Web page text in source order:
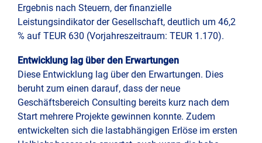
Ergebnis nach Steuern, der finanzielle
Leistungsindikator der Gesellschaft, deutlich um 46,2
% auf TEUR 630 (Vorjahreszeitraum: TEUR 1.170).
Entwicklung lag über den Erwartungen
Diese Entwicklung lag über den Erwartungen. Dies
beruht zum einen darauf, dass der neue
Geschäftsbereich Consulting bereits kurz nach dem
Start mehrere Projekte gewinnen konnte. Zudem
entwickelten sich die lastabhängigen Erlöse im ersten